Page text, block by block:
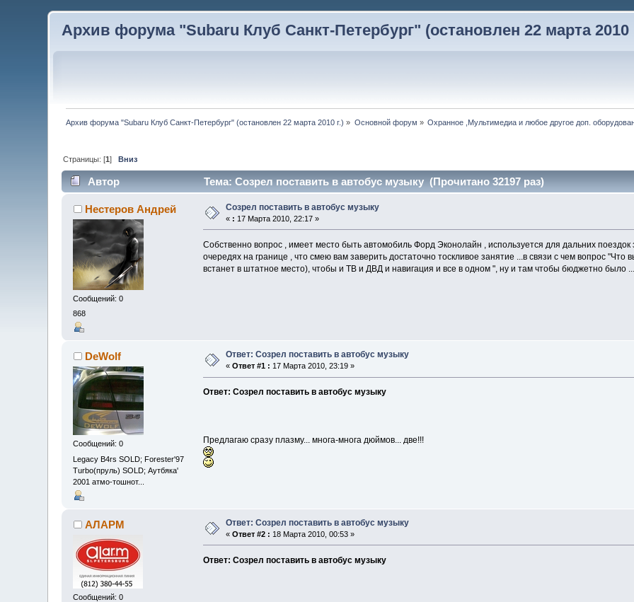
Архив форума "Subaru Клуб Санкт-Петербург" (остановлен 22 марта 2010
Архив форума "Subaru Клуб Санкт-Петербург" (остановлен 22 марта 2010 г.) » Основной форум » Охранное ,Мультимедиа и любое другое доп.
Страницы: [1]Вниз
Автор Тема: Созрел поставить в автобус музыку (Прочитано 32197 раз)
Нестеров Андрей
Сообщений: 0
868
Созрел поставить в автобус музыку
« : 17 Марта 2010, 22:17 »
Собственно вопрос , имеет место быть автомобиль Форд Эконолайн , используется для дальних поездок
очередях на границе , что смею вам заверить достаточно тоскливое занятие ...в связи с чем вопрос "Что
встанет в штатное место), чтобы и ТВ и ДВД и навигация и все в одном ", ну и там чтобы бюджетно было
DeWolf
Сообщений: 0
Legacy B4rs SOLD; Forester'97
Turbo(пруль) SOLD; Аутбяка'
2001 атмо-тошнот...
Ответ: Созрел поставить в автобус музыку
«Ответ #1 : 17 Марта 2010, 23:19 »
Ответ: Созрел поставить в автобус музыку
Предлагаю сразу плазму... многа-многа дюймов... две!!!
АЛАРМ
Сообщений: 0
Ответ: Созрел поставить в автобус музыку
«Ответ #2 : 18 Марта 2010, 00:53 »
Ответ: Созрел поставить в автобус музыку